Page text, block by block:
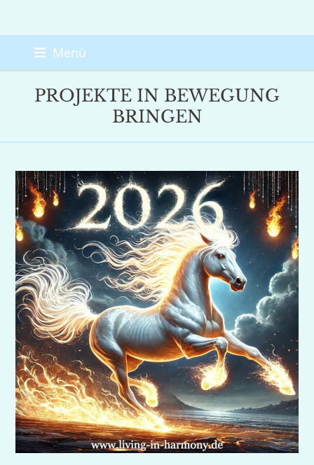
content
Menü
PROJEKTE IN BEWEGUNG
BRINGEN